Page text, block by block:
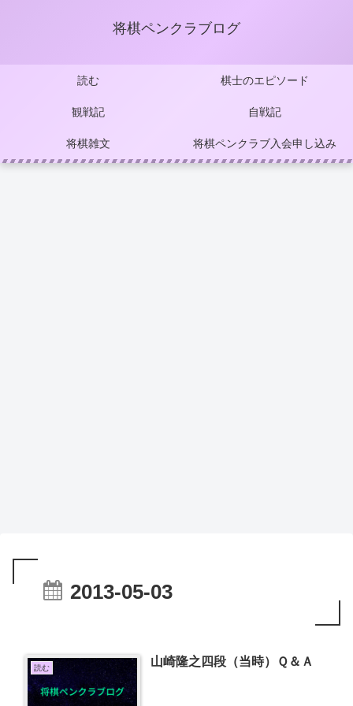
将棋ペンクラブログ
読む 棋士のエピソード
観戦記 自戦記
将棋雑文 将棋ペンクラブ入会申し込み
2013-05-03
読む 山崎隆之四段（当時）Ｑ＆Ａ